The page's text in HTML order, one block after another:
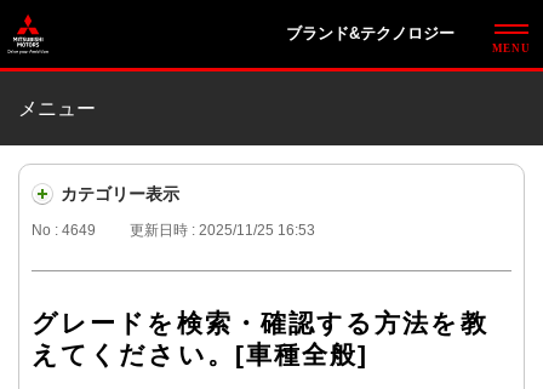
ブランド&テクノロジー
メニュー
カテゴリー表示
No : 4649 更新日時 : 2025/11/25 16:53
グレードを検索・確認する方法を教
えてください。[車種全般]